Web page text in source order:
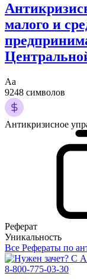
малого и
Аа
9248 символов
Антикризисное
Реферат
Уникальность
Все Рефераты по
8-800-775-03-30